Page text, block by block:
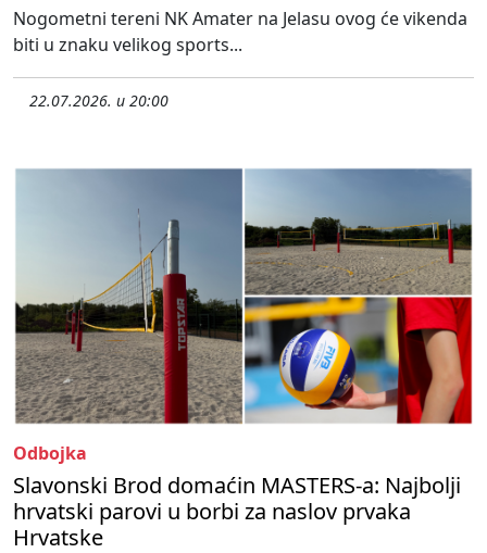
Nogometni tereni NK Amater na Jelasu ovog će vikenda
biti u znaku velikog sports...
22.07.2026. u 20:00
Odbojka
Slavonski Brod domaćin MASTERS-a: Najbolji
hrvatski parovi u borbi za naslov prvaka
Hrvatske